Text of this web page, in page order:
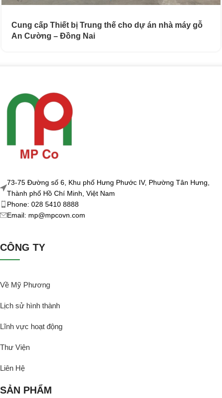
Cung cấp Thiết bị Trung thế cho dự án nhà máy gỗ
An Cường – Đồng Nai
73-75 Đường số 6, Khu phố Hưng Phước IV, Phường Tân Hưng,
Thành phố Hồ Chí Minh, Việt Nam
Phone: 028 5410 8888
Email: mp@mpcovn.com
CÔNG TY
Về Mỹ Phương
Lịch sử hình thành
Lĩnh vực hoạt động
Thư Viện
Liên Hệ
SẢN PHẨM